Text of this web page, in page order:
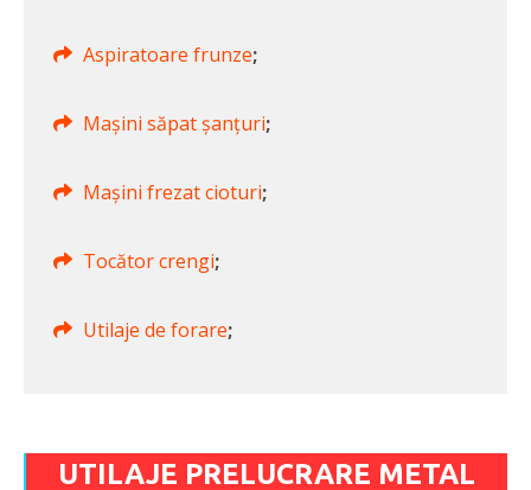
Aspiratoare frunze;
Mașini săpat șanțuri;
Mașini frezat cioturi;
Tocător crengi;
Utilaje de forare;
UTILAJE PRELUCRARE METAL